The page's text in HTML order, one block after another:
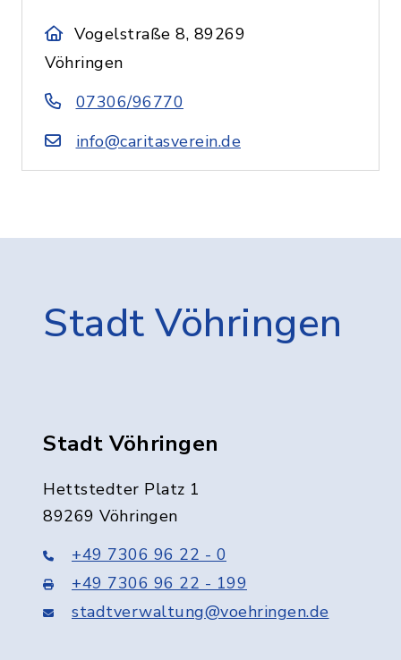
Vogelstraße 8, 89269
Vöhringen
07306/96770
info@caritasverein.de
Stadt Vöhringen
Stadt Vöhringen
Hettstedter Platz 1
89269 Vöhringen
+49 7306 96 22 - 0
+49 7306 96 22 - 199
stadtverwaltung@voehringen.de